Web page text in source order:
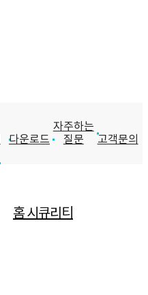
다운로드
자주하는
질문
고객문의
홈 시큐리티